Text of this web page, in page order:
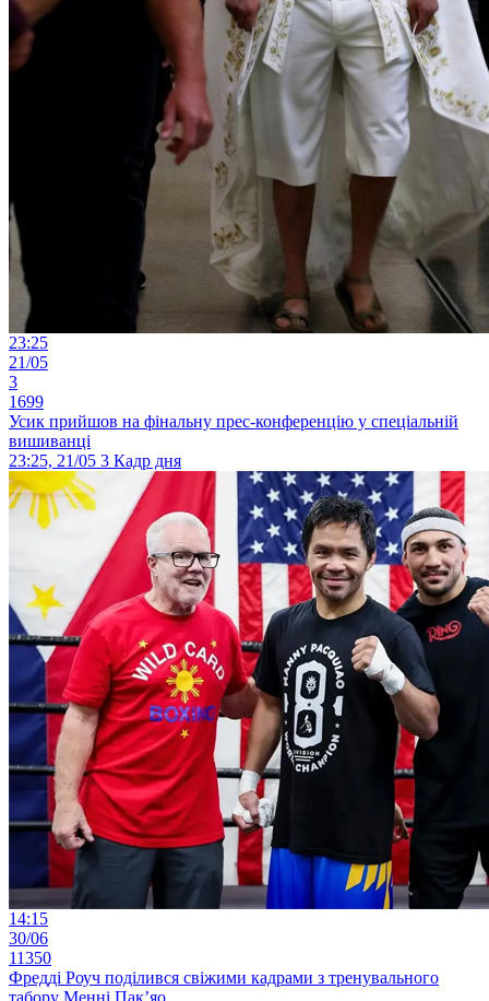
23:25
21/05
3
1699
Усик прийшов на фінальну прес-конференцію у спеціальній
вишиванці
23:25, 21/05 3 Кадр дня
14:15
30/06
11350
Фредді Роуч поділився свіжими кадрами з тренувального